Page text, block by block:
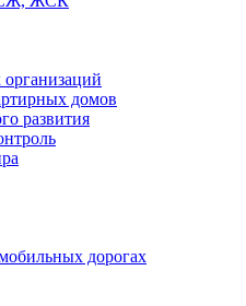
домов
развития
дорогах